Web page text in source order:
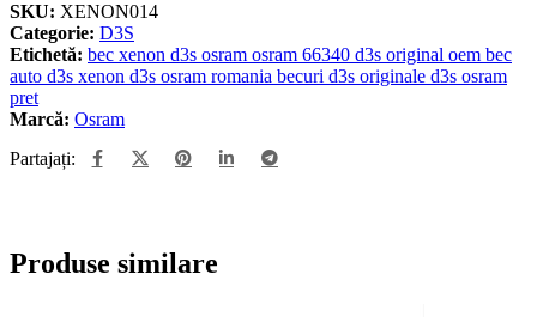
SKU: XENON014
Categorie: D3S
Etichetă: bec xenon d3s osram osram 66340 d3s original oem bec
auto d3s xenon d3s osram romania becuri d3s originale d3s osram
pret
Marcă: Osram
Partajați:
Produse similare